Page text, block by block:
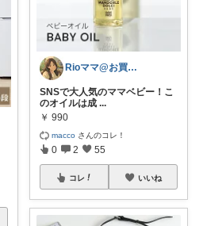
Rioママ@お買い物マラソン開催中❣️
SNSで大人気のママベビー！こ
のオイルは成 ...
￥ 990
macco さんのコレ！
0 2 55
コレ いいね